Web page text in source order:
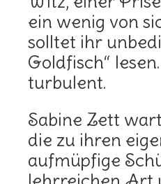
ein wenig von
solltet ihr
Goldfisch“
turbulent.
Sabine Zett
die zu ihren
aufmüpfige